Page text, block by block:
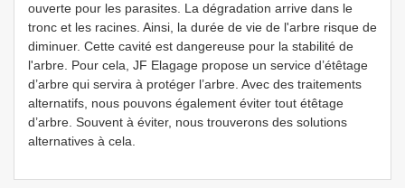
ouverte pour les parasites. La dégradation arrive dans le
tronc et les racines. Ainsi, la durée de vie de l'arbre risque de
diminuer. Cette cavité est dangereuse pour la stabilité de
l'arbre. Pour cela, JF Elagage propose un service d’étêtage
d’arbre qui servira à protéger l’arbre. Avec des traitements
alternatifs, nous pouvons également éviter tout étêtage
d’arbre. Souvent à éviter, nous trouverons des solutions
alternatives à cela.